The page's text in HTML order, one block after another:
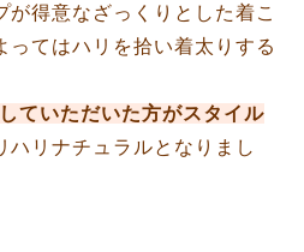
が得意なざっくりとした着こ
ってはハリを拾い着太りする
ていただいた方がスタイル
ハリナチュラルとなりまし